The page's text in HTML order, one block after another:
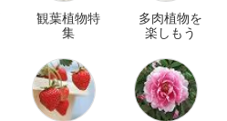
観葉植物特
集
多肉植物を
楽しもう